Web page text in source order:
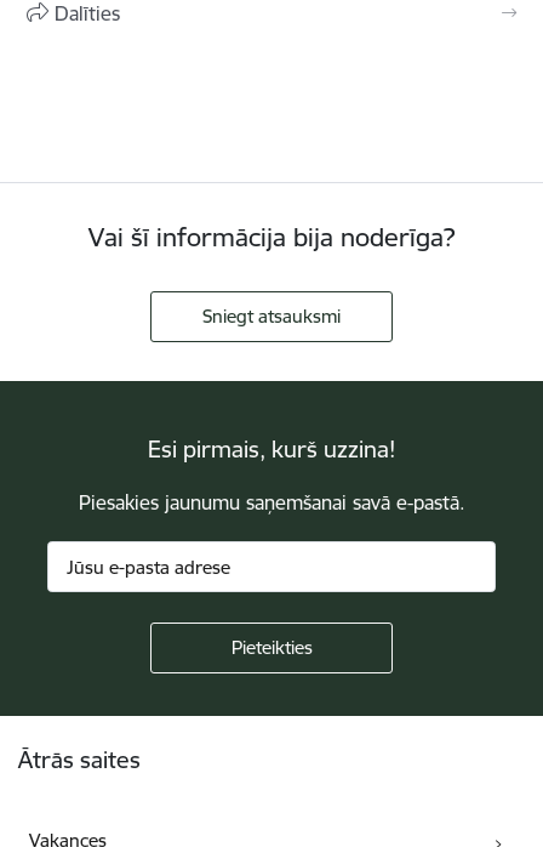
Dalīties
Vai šī informācija bija noderīga?
Sniegt atsauksmi
Esi pirmais, kurš uzzina!
Piesakies jaunumu saņemšanai savā e-pastā.
Ātrās saites
Vakances